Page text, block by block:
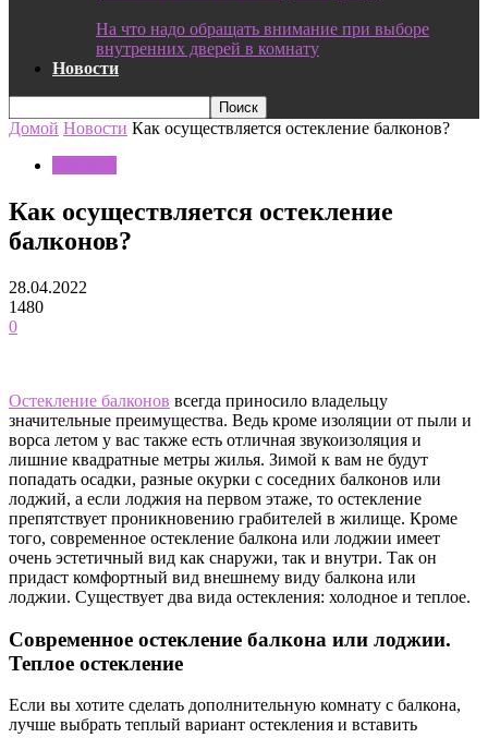
На что надо обращать внимание при выборе
внутренних дверей в комнату
Новости
Домой Новости Как осуществляется остекление балконов?
Как осуществляется остекление
балконов?
28.04.2022
1480
0
Остекление балконов всегда приносило владельцу
значительные преимущества. Ведь кроме изоляции от пыли и
ворса летом у вас также есть отличная звукоизоляция и
лишние квадратные метры жилья. Зимой к вам не будут
попадать осадки, разные окурки с соседних балконов или
лоджий, а если лоджия на первом этаже, то остекление
препятствует проникновению грабителей в жилище. Кроме
того, современное остекление балкона или лоджии имеет
очень эстетичный вид как снаружи, так и внутри. Так он
придаст комфортный вид внешнему виду балкона или
лоджии. Существует два вида остекления: холодное и теплое.
Современное остекление балкона или лоджии.
Теплое остекление
Если вы хотите сделать дополнительную комнату с балкона,
лучше выбрать теплый вариант остекления и вставить